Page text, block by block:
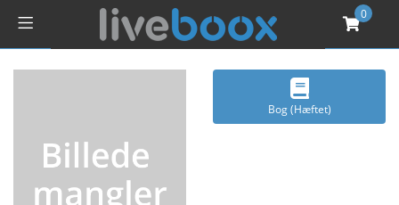
0
Bog (Hæftet)